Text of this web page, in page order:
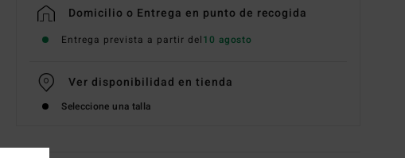
Domicilio o Entrega en punto de recogida
Entrega prevista a partir del10 agosto
Ver disponibilidad en tienda
Seleccione una talla